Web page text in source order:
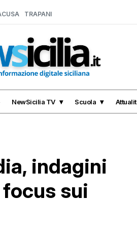
TRAPANI
NewSicilia TV Scuola
indagini
sui